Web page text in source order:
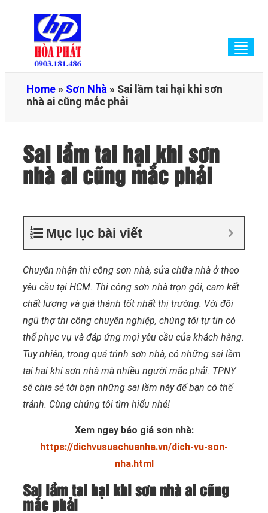
Home » Sơn Nhà » Sai lầm tai hại khi sơn
nhà ai cũng mắc phải
Sai lầm tai hại khi sơn
nhà ai cũng mắc phải
Mục lục bài viết
Chuyên nhận thi công sơn nhà, sửa chữa nhà ở theo
yêu cầu tại HCM. Thi công sơn nhà trọn gói, cam kết
chất lượng và giá thành tốt nhất thị trường. Với đội
ngũ thợ thi công chuyên nghiệp, chúng tôi tự tin có
thể phục vụ và đáp ứng mọi yêu cầu của khách hàng.
Tuy nhiên, trong quá trình sơn nhà, có những sai lầm
tai hại khi sơn nhà mà nhiều người mắc phải. TPNY
sẽ chia sẻ tới bạn những sai lầm này để bạn có thể
tránh. Cùng chúng tôi tìm hiểu nhé!
Xem ngay báo giá sơn nhà:
https://dichvusuachuanha.vn/dich-vu-son-
nha.html
Sai lầm tai hại khi sơn nhà ai cũng
mắc phải